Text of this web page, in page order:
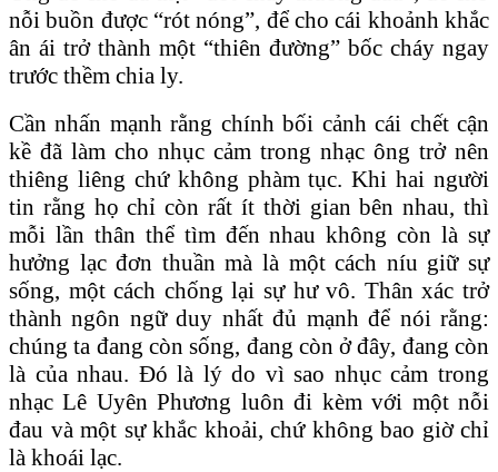
nỗi buồn được “rót nóng”, để cho cái khoảnh khắc
ân ái trở thành một “thiên đường” bốc cháy ngay
trước thềm chia ly.
Cần nhấn mạnh rằng chính bối cảnh cái chết cận
kề đã làm cho nhục cảm trong nhạc ông trở nên
thiêng liêng chứ không phàm tục. Khi hai người
tin rằng họ chỉ còn rất ít thời gian bên nhau, thì
mỗi lần thân thể tìm đến nhau không còn là sự
hưởng lạc đơn thuần mà là một cách níu giữ sự
sống, một cách chống lại sự hư vô. Thân xác trở
thành ngôn ngữ duy nhất đủ mạnh để nói rằng:
chúng ta đang còn sống, đang còn ở đây, đang còn
là của nhau. Đó là lý do vì sao nhục cảm trong
nhạc Lê Uyên Phương luôn đi kèm với một nỗi
đau và một sự khắc khoải, chứ không bao giờ chỉ
là khoái lạc.